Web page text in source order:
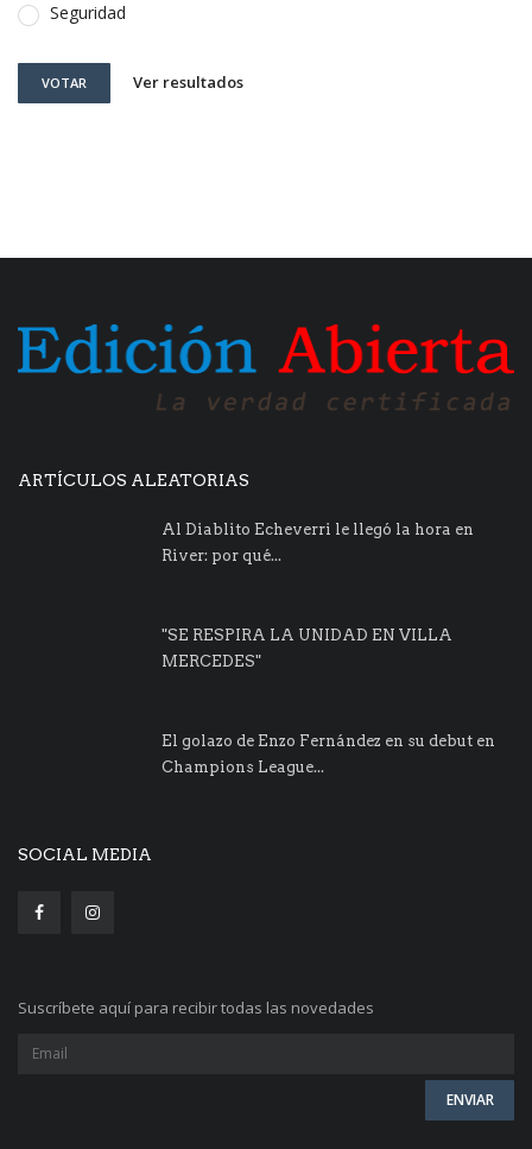
Seguridad
VOTAR Ver resultados
ARTÍCULOS ALEATORIAS
Al Diablito Echeverri le llegó la hora en
River: por qué...
"SE RESPIRA LA UNIDAD EN VILLA
MERCEDES"
El golazo de Enzo Fernández en su debut en
Champions League...
SOCIAL MEDIA
Suscríbete aquí para recibir todas las novedades